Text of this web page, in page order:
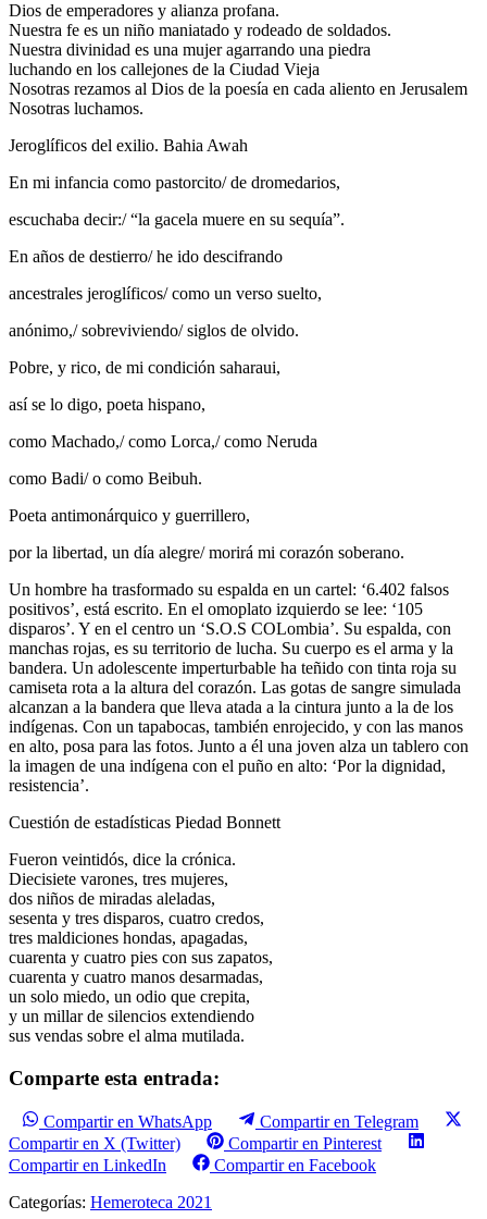
Dios de emperadores y alianza profana.
Nuestra fe es un niño maniatado y rodeado de soldados.
Nuestra divinidad es una mujer agarrando una piedra
luchando en los callejones de la Ciudad Vieja
Nosotras rezamos al Dios de la poesía en cada aliento en Jerusalem
Nosotras luchamos.
Jeroglíficos del exilio. Bahia Awah
En mi infancia como pastorcito/ de dromedarios,
escuchaba decir:/ “la gacela muere en su sequía”.
En años de destierro/ he ido descifrando
ancestrales jeroglíficos/ como un verso suelto,
anónimo,/ sobreviviendo/ siglos de olvido.
Pobre, y rico, de mi condición saharaui,
así se lo digo, poeta hispano,
como Machado,/ como Lorca,/ como Neruda
como Badi/ o como Beibuh.
Poeta antimonárquico y guerrillero,
por la libertad, un día alegre/ morirá mi corazón soberano.
Un hombre ha trasformado su espalda en un cartel: ‘6.402 falsos
positivos’, está escrito. En el omoplato izquierdo se lee: ‘105
disparos’. Y en el centro un ‘S.O.S COLombia’. Su espalda, con
manchas rojas, es su territorio de lucha. Su cuerpo es el arma y la
bandera. Un adolescente imperturbable ha teñido con tinta roja su
camiseta rota a la altura del corazón. Las gotas de sangre simulada
alcanzan a la bandera que lleva atada a la cintura junto a la de los
indígenas. Con un tapabocas, también enrojecido, y con las manos
en alto, posa para las fotos. Junto a él una joven alza un tablero con
la imagen de una indígena con el puño en alto: ‘Por la dignidad,
resistencia’.
Cuestión de estadísticas Piedad Bonnett
Fueron veintidós, dice la crónica.
Diecisiete varones, tres mujeres,
dos niños de miradas aleladas,
sesenta y tres disparos, cuatro credos,
tres maldiciones hondas, apagadas,
cuarenta y cuatro pies con sus zapatos,
cuarenta y cuatro manos desarmadas,
un solo miedo, un odio que crepita,
y un millar de silencios extendiendo
sus vendas sobre el alma mutilada.
Comparte esta entrada:
Compartir en WhatsApp
Compartir en Telegram
Compartir en X (Twitter)
Compartir en Pinterest
Compartir en LinkedIn
Compartir en Facebook
Categorías: Hemeroteca 2021